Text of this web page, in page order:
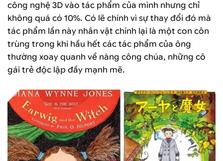
công nghệ 3D vào tác phẩm của mình nhưng chỉ
không quá có 10%. Có lẽ chính vì sự thay đổi đó mà
tác phẩm lần này nhân vật chính lại là một con côn
trùng trong khi hầu hết các tác phẩm của ông
thường xoay quanh về nàng công chúa, những cô
gái trẻ độc lập đầy mạnh mẽ.